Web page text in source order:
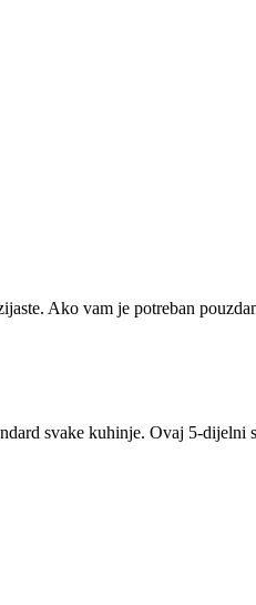
Ako vam je potreban
svake kuhinje. Ovaj 5‑dijelni